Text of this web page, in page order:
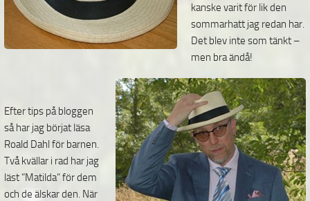
kanske varit för lik den
sommarhatt jag redan har.
Det blev inte som tänkt –
men bra ändå!
Efter tips på bloggen
så har jag börjat läsa
Roald Dahl för barnen.
Två kvällar i rad har jag
läst ”Matilda” för dem
och de älskar den. När